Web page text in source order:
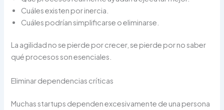
Cuáles existen por inercia.
Cuáles podrían simplificarse o eliminarse.
La agilidad no se pierde por crecer, se pierde por no saber
qué procesos son esenciales.
Eliminar dependencias críticas
Muchas startups dependen excesivamente de una persona